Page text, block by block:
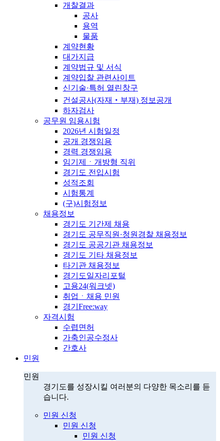
개찰결과
공사
용역
물품
계약현황
대가지급
계약법규 및 서식
계약입찰 관련사이트
신기술·특허 열린창구
건설공사(자재‧부재) 정보공개
하자검사
공무원 임용시험
2026년 시험일정
공개 경쟁임용
경력 경쟁임용
임기제ㆍ개방형 직위
경기도 전입시험
성적조회
시험통계
(구)시험정보
채용정보
경기도 기간제 채용
경기도 공무직원·청원경찰 채용정보
경기도 공공기관 채용정보
경기도 기타 채용정보
타기관 채용정보
경기도일자리포털
고용24(워크넷)
취업ㆍ채용 민원
경기Free:way
자격시험
수렵면허
가축인공수정사
간호사
민원
민원
경기도를 성장시킬 여러분의 다양한 목소리를 듣
습니다.
민원 신청
민원 신청
민원 신청